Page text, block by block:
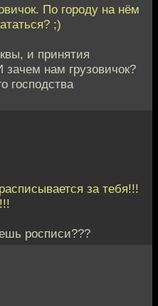
По городу на нём
;)
и принятия
нам грузовичок?
господства
за тебя!!!
росписи???